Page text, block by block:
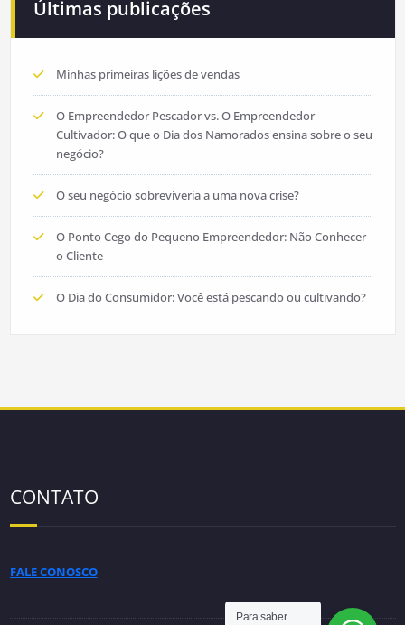
Últimas publicações
Minhas primeiras lições de vendas
O Empreendedor Pescador vs. O Empreendedor
Cultivador: O que o Dia dos Namorados ensina sobre o seu
negócio?
O seu negócio sobreviveria a uma nova crise?
O Ponto Cego do Pequeno Empreendedor: Não Conhecer
o Cliente
O Dia do Consumidor: Você está pescando ou cultivando?
CONTATO
FALE CONOSCO
Para saber